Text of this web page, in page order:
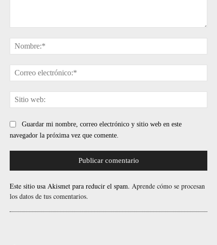
Guardar mi nombre, correo electrónico y sitio web en este
navegador la próxima vez que comente.
Este sitio usa Akismet para reducir el spam. Aprende cómo se procesan
los datos de tus comentarios.